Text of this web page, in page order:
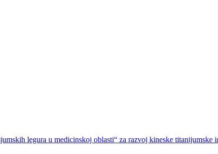
legura u medicinskoj oblasti“ za razvoj kineske titanijumske